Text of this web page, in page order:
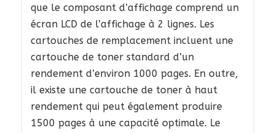
que le composant d’affichage comprend un
écran LCD de l’affichage à 2 lignes. Les
cartouches de remplacement incluent une
cartouche de toner standard d’un
rendement d’environ 1000 pages. En outre,
il existe une cartouche de toner à haut
rendement qui peut également produire
1500 pages à une capacité optimale. Le